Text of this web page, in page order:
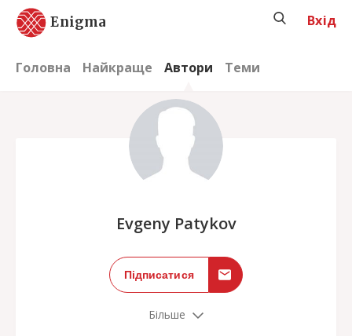
Enigma
Головна Найкраще Автори Теми
Вхід
Evgeny Patykov
Підписатися
Більше